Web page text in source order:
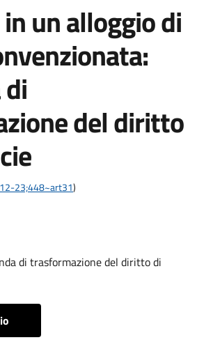
un alloggio di
del diritto
23;448~art31)
di trasformazione del diritto di